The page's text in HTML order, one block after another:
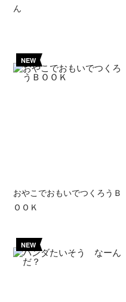
ん
NEW
おやこでおもいでつくろうＢ
ＯＯＫ
NEW